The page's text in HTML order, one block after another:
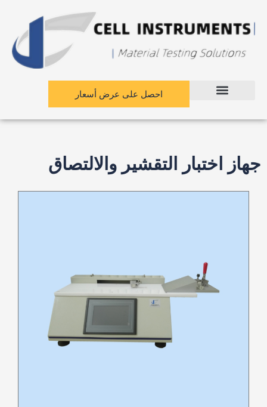
المحتوى
احصل على عرض أسعار
جهاز اختبار التقشير والالتصاق